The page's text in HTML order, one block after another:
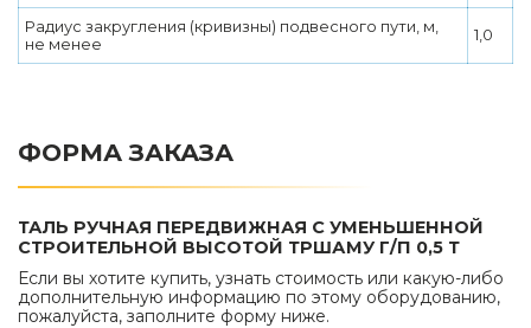
Радиус закругления (кривизны) подвесного пути, м,
не менее
1,0
ФОРМА ЗАКАЗА
ТАЛЬ РУЧНАЯ ПЕРЕДВИЖНАЯ С УМЕНЬШЕННОЙ
СТРОИТЕЛЬНОЙ ВЫСОТОЙ ТРШАМУ Г/П 0,5 Т
Если вы хотите купить, узнать стоимость или какую-либо
дополнительную информацию по этому оборудованию,
пожалуйста, заполните форму ниже.